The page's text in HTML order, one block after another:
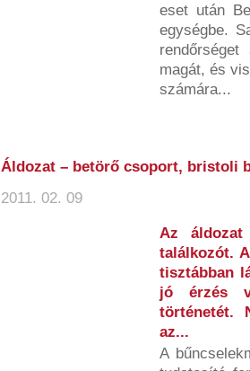
eset után
egységbe.
magát, és
számára...
Áldozat – betörő csoport, bristoli
2011. 02. 09
Az
találkozót.
tisztábban
jó érzés
történetét.
az...
A